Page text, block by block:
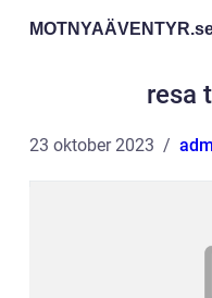
MOTNYAÄVENTYR.
resa
23 oktober 2023